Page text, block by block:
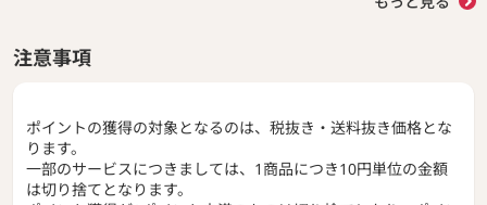
注意事項
ポイントの獲得の対象となるのは、税抜き・送料抜き価格とな
ります。
一部のサービスにつきましては、1商品につき10円単位の金額
は切り捨てとなります。